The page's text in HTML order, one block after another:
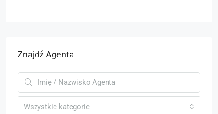
Znajdź Agenta
Wszystkie kategorie